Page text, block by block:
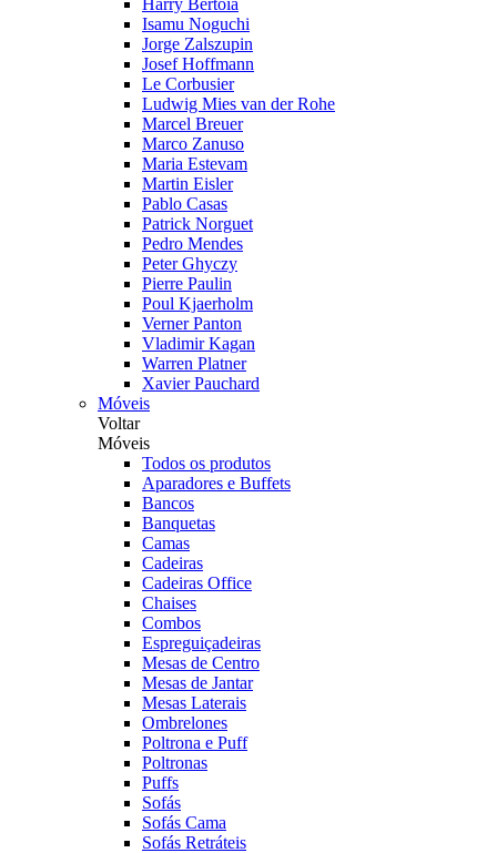
Harry Bertoia
Isamu Noguchi
Jorge Zalszupin
Josef Hoffmann
Le Corbusier
Ludwig Mies van der Rohe
Marcel Breuer
Marco Zanuso
Maria Estevam
Martin Eisler
Pablo Casas
Patrick Norguet
Pedro Mendes
Peter Ghyczy
Pierre Paulin
Poul Kjaerholm
Verner Panton
Vladimir Kagan
Warren Platner
Xavier Pauchard
Móveis
Voltar
Móveis
Todos os produtos
Aparadores e Buffets
Bancos
Banquetas
Camas
Cadeiras
Cadeiras Office
Chaises
Combos
Espreguiçadeiras
Mesas de Centro
Mesas de Jantar
Mesas Laterais
Ombrelones
Poltrona e Puff
Poltronas
Puffs
Sofás
Sofás Cama
Sofás Retráteis